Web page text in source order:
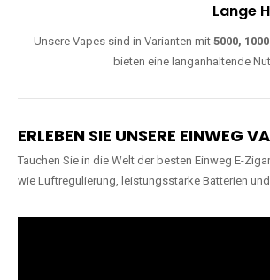
Lange
Unsere Vapes sind in Varianten mit5000,
bieten eine langanhaltende
ERLEBEN SIE UNSERE EINWEG
Tauchen Sie in die Welt der besten Einweg E-
wie Luftregulierung, leistungsstarke Batterien